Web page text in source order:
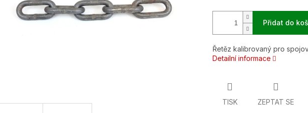
Přidat do
Řetěz kalibrovaný pro
Detailní informace
TISK ZEPTAT SE